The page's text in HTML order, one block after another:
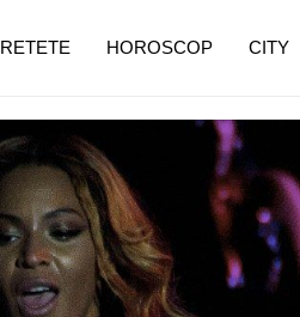
RETETE HOROSCOP CITY
pe măsură ce înaintezi în vârstă